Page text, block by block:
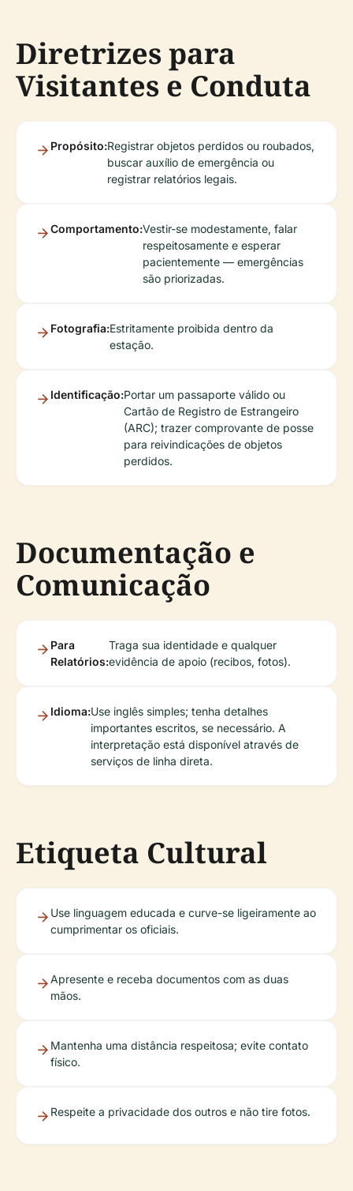
Diretrizes para
Visitantes e Conduta
Propósito:Registrar objetos perdidos ou roubados,
buscar auxílio de emergência ou
registrar relatórios legais.
Comportamento:Vestir-se modestamente, falar
respeitosamente e esperar
pacientemente — emergências
são priorizadas.
Fotografia:Estritamente proibida dentro da
estação.
Identificação:Portar um passaporte válido ou
Cartão de Registro de Estrangeiro
(ARC); trazer comprovante de posse
para reivindicações de objetos
perdidos.
Documentação e
Comunicação
Para
Relatórios:
Traga sua identidade e qualquer
evidência de apoio (recibos, fotos).
Idioma:Use inglês simples; tenha detalhes
importantes escritos, se necessário. A
interpretação está disponível através de
serviços de linha direta.
Etiqueta Cultural
Use linguagem educada e curve-se ligeiramente ao
cumprimentar os oficiais.
Apresente e receba documentos com as duas
mãos.
Mantenha uma distância respeitosa; evite contato
físico.
Respeite a privacidade dos outros e não tire fotos.